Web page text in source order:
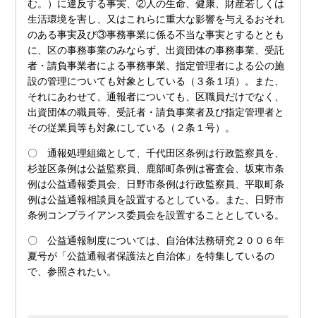
む。）に違反する事実、②人の生命、健康、財産若しくは
生活環境を害し、又はこれらに重大な影響を与えるおそれ
のある事実及び③事務事業に係る不当な事実とするととも
に、区の事務事業のみならず、出資団体の事務事業、受託
者・請負事業者による事務事業、指定管理者による公の施
設の管理についても対象としている（３条１項）。また、
それにあわせて、通報者についても、区職員だけでなく、
出資団体の職員等、受託者・請負事業者及び指定管理者と
その従業員等も対象にしている（２条１号）。
〇 通報処理組織として、千代田区条例は行政監察員を、
杉並区条例は公益監察員、鹿部町条例は審査会、坂東市条
例は公益通報委員会、日野市条例は行政監察員、平取町条
例は公益通報相談員を設置するとしている。また、日野市
条例コンプライアンス委員会を設置することとしている。
〇 公益通報制度については、自治体法務研究２００６年
夏号が「公益通報者保護法と自治体」を特集しているの
で、参照されたい。